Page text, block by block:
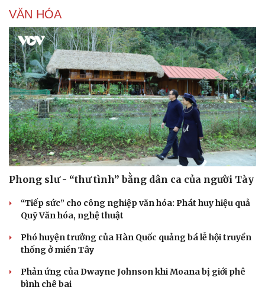
VĂN HÓA
Phong slư - “thư tình” bằng dân ca của người Tày
“Tiếp sức” cho công nghiệp văn hóa: Phát huy hiệu quả
Quỹ Văn hóa, nghệ thuật
Phó huyện trưởng của Hàn Quốc quảng bá lễ hội truyền
thống ở miền Tây
Phản ứng của Dwayne Johnson khi Moana bị giới phê
bình chê bai